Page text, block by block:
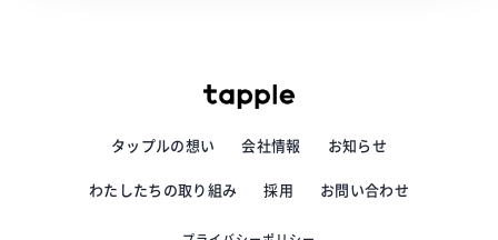
タップルの想い 会社情報 お知らせ
わたしたちの取り組み 採用 お問い合わせ